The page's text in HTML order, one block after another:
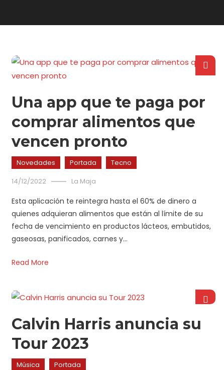
Una app que te paga por
comprar alimentos que
vencen pronto
Novedades Portada
Tecno
14/12/2022
La Maja
Esta aplicación te reintegra hasta el 60% de dinero a
quienes adquieran alimentos que están al límite de su
fecha de vencimiento en productos lácteos, embutidos,
gaseosas, panificados, carnes y…
Read More
Calvin Harris anuncia su
Tour 2023
Música
Portada